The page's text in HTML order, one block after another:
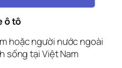
ô tô
hoặc người nước ngoài
sống tại Việt Nam